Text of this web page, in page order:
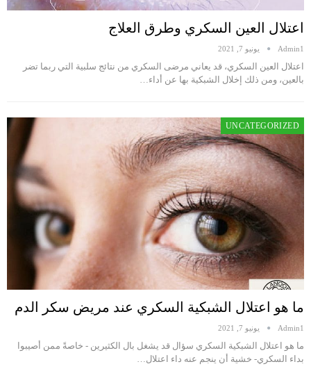
اعتلال العين السكري وطرق العلاج
Admin1 يونيو 7, 2021
اعتلال العين السكري، قد يعاني مرضى السكري من نتائج سلبية التي ربما تضر
بالعين، ومن ذلك إخلال الشبكية بها عن أداء…
UNCATEGORIZED
ما هو اعتلال الشبكية السكري عند مريض سكر الدم
Admin1 يونيو 7, 2021
ما هو اعتلال الشبكية السكري سؤال قد يشغل بال الكثيرين - خاصةً ممن أصيبوا
بداء السكري- خشية أن ينجم عنه داء اعتلال…